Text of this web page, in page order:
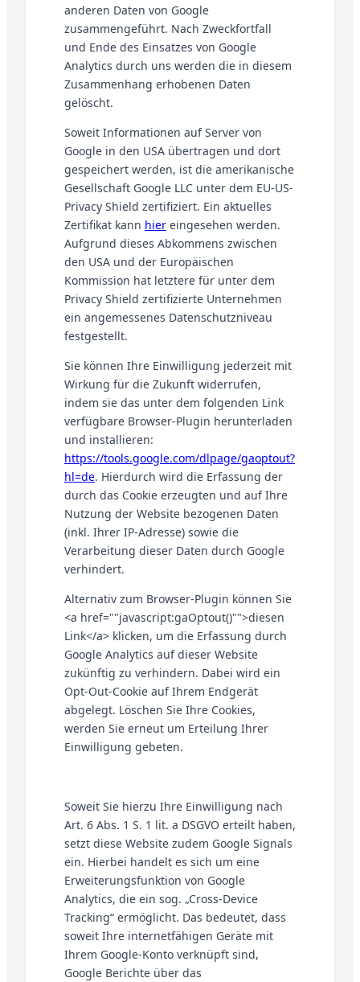
anderen Daten von Google
zusammengeführt. Nach Zweckfortfall
und Ende des Einsatzes von Google
Analytics durch uns werden die in diesem
Zusammenhang erhobenen Daten
gelöscht.
Soweit Informationen auf Server von
Google in den USA übertragen und dort
gespeichert werden, ist die amerikanische
Gesellschaft Google LLC unter dem EU-US-
Privacy Shield zertifiziert. Ein aktuelles
Zertifikat kann hier eingesehen werden.
Aufgrund dieses Abkommens zwischen
den USA und der Europäischen
Kommission hat letztere für unter dem
Privacy Shield zertifizierte Unternehmen
ein angemessenes Datenschutzniveau
festgestellt.
Sie können Ihre Einwilligung jederzeit mit
Wirkung für die Zukunft widerrufen,
indem sie das unter dem folgenden Link
verfügbare Browser-Plugin herunterladen
und installieren:
https://tools.google.com/dlpage/gaoptout?
hl=de. Hierdurch wird die Erfassung der
durch das Cookie erzeugten und auf Ihre
Nutzung der Website bezogenen Daten
(inkl. Ihrer IP-Adresse) sowie die
Verarbeitung dieser Daten durch Google
verhindert.
Alternativ zum Browser-Plugin können Sie
<a href=""javascript:gaOptout()"">diesen
Link</a> klicken, um die Erfassung durch
Google Analytics auf dieser Website
zukünftig zu verhindern. Dabei wird ein
Opt-Out-Cookie auf Ihrem Endgerät
abgelegt. Löschen Sie Ihre Cookies,
werden Sie erneut um Erteilung Ihrer
Einwilligung gebeten.
Soweit Sie hierzu Ihre Einwilligung nach
Art. 6 Abs. 1 S. 1 lit. a DSGVO erteilt haben,
setzt diese Website zudem Google Signals
ein. Hierbei handelt es sich um eine
Erweiterungsfunktion von Google
Analytics, die ein sog. „Cross-Device
Tracking“ ermöglicht. Das bedeutet, dass
soweit Ihre internetfähigen Geräte mit
Ihrem Google-Konto verknüpft sind,
Google Berichte über das